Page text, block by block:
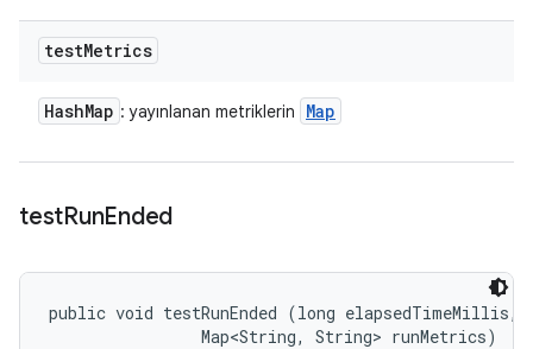
testMetrics
HashMap : yayınlanan metriklerin Map
testRunEnded
public void testRunEnded (long elapsedTimeMillis,
                Map<String, String> runMetrics)